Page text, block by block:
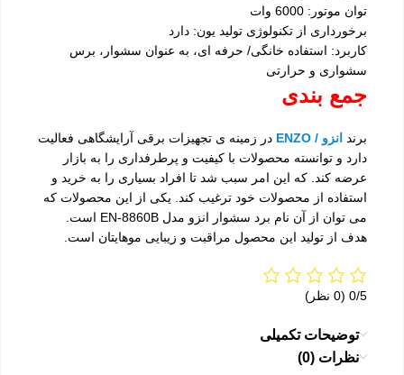
توان موتور: 6000 وات
برخورداری از تکنولوژی تولید یون: دارد
کاربرد: استفاده خانگی/ حرفه ای، به عنوان سشوار، برس
سشواری و حرارتی
جمع بندی
برند انزو / ENZO
در زمینه ی تجهیزات برقی آرایشگاهی فعالیت
دارد و توانسته محصولات با کیفیت و پرطرفداری را به بازار
عرضه کند. که این امر سبب شد تا افراد بسیاری را به خرید و
استفاده از محصولات خود ترغیب کند. یکی از این محصولات که
می توان از آن نام برد سشوار انزو مدل EN-8860B است.
هدف از تولید این محصول مراقبت و زیبایی موهایتان است.
‫0/5 ‫(0 نظر)
توضیحات تکمیلی
نظرات (0)